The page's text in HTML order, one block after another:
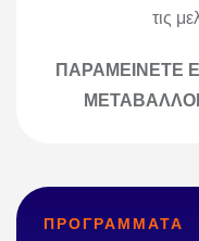
τις
ΠΑΡΑΜΕΙΝΕΤΕ
ΠΡΟΓΡΑΜΜΑΤΑ